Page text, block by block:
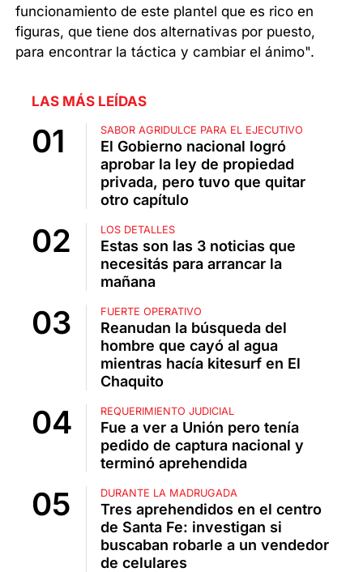
funcionamiento de este plantel que es rico en
figuras, que tiene dos alternativas por puesto,
para encontrar la táctica y cambiar el ánimo".
LAS MÁS LEÍDAS
SABOR AGRIDULCE PARA EL EJECUTIVO
El Gobierno nacional logró
aprobar la ley de propiedad
privada, pero tuvo que quitar
otro capítulo
LOS DETALLES
Estas son las 3 noticias que
necesitás para arrancar la
mañana
FUERTE OPERATIVO
Reanudan la búsqueda del
hombre que cayó al agua
mientras hacía kitesurf en El
Chaquito
REQUERIMIENTO JUDICIAL
Fue a ver a Unión pero tenía
pedido de captura nacional y
terminó aprehendida
DURANTE LA MADRUGADA
Tres aprehendidos en el centro
de Santa Fe: investigan si
buscaban robarle a un vendedor
de celulares